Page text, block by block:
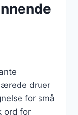
druer
for små
ord for